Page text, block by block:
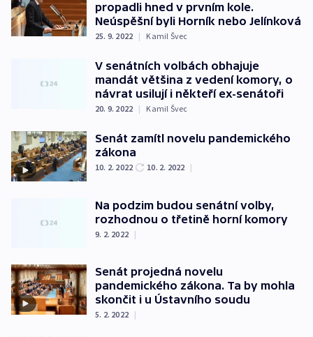
propadli hned v prvním kole.
Neúspěšní byli Horník nebo Jelínková
25. 9. 2022 | Kamil Švec
V senátních volbách obhajuje
mandát většina z vedení komory, o
návrat usilují i někteří ex-senátoři
20. 9. 2022 | Kamil Švec
Senát zamítl novelu pandemického
zákona
10. 2. 2022 10. 2. 2022 |
Na podzim budou senátní volby,
rozhodnou o třetině horní komory
9. 2. 2022 |
Senát projedná novelu
pandemického zákona. Ta by mohla
skončit i u Ústavního soudu
5. 2. 2022 |